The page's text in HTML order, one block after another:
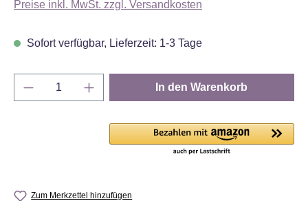
Preise inkl. MwSt. zzgl. Versandkosten
Sofort verfügbar, Lieferzeit: 1-3 Tage
Produkt Anzahl: Gib den gewünschten
In den Warenkorb
Zum Merkzettel hinzufügen